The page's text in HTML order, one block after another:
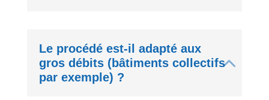
Le procédé est-il adapté aux
gros débits (bâtiments collectifs
par exemple) ?